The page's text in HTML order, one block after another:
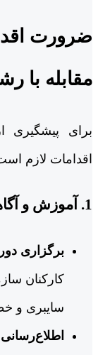
ضرورت
مقابله با
برای پیشگیری
اقدامات لازم
1. آموزش و
برگزاری
کارکنان
سایبری و